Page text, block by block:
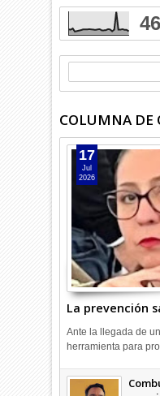
COLUMNA DE
La prevención
17
Jul
2026
Ante la llegada de
herramienta para